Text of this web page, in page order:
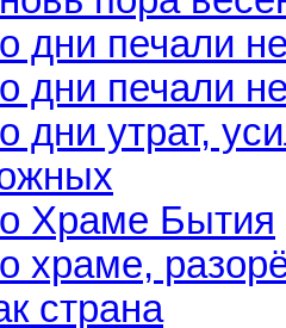
дни печали
дни печали
дни утрат,
Храме Бытия
храме,
страна